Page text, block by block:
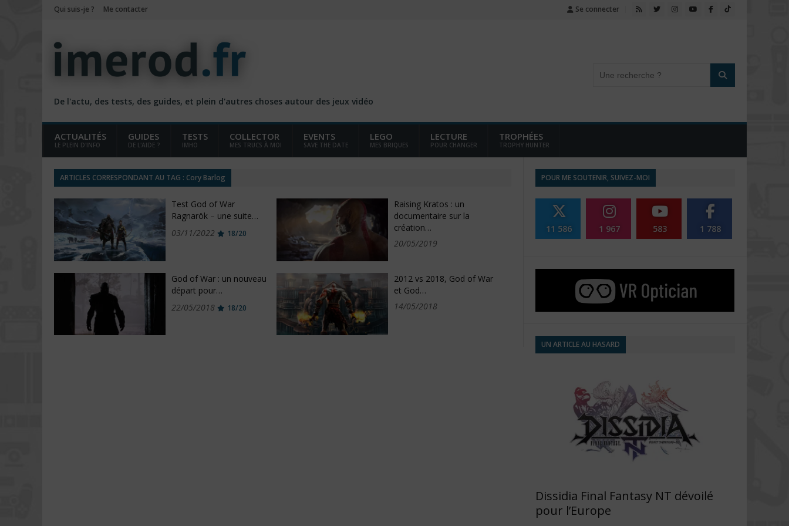
Qui suis-je ? Me contacter Se connecter
De l'actu, des tests, des guides, et plein d'autres choses autour des jeux vidéo
ACTUALITÉS
LE PLEIN D'INFO
GUIDES
DE L'AIDE ?
TESTS
IMHO
COLLECTOR
MES TRUCS À MOI
EVENTS
SAVE THE DATE
LEGO
MES BRIQUES
LECTURE
POUR CHANGER
TROPHÉES
TROPHY HUNTER
ARTICLES CORRESPONDANT AU TAG : Cory Barlog
Test God of War
Ragnarök – une suite…
03/11/2022
18/20
Raising Kratos : un
documentaire sur la
création…
20/05/2019
God of War : un nouveau
départ pour…
22/05/2018
18/20
2012 vs 2018, God of War
et God…
14/05/2018
POUR ME SOUTENIR, SUIVEZ-MOI
11 586 1 967 583 1 788
UN ARTICLE AU HASARD
Dissidia Final Fantasy NT dévoilé
pour l’Europe